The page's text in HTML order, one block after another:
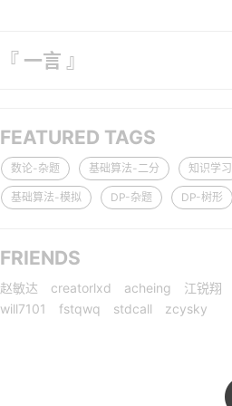
『 一言 』
FEATURED TAGS
数论-杂题 基础算法-二分 知识学习
基础算法-模拟 DP-杂题 DP-树形
FRIENDS
赵敏达 creatorlxd acheing 江锐翔
will7101
fstqwq stdcall zcysky